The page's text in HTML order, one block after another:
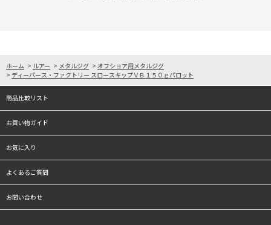
ホーム > ルアー > メタルジグ > オフショア用メタルジグ
> ディーパース・ファクトリー スロースキップＶＢ１５０ｇパロット
商品比較リスト
お買い物ガイド
お気に入り
よくあるご質問
お問い合わせ